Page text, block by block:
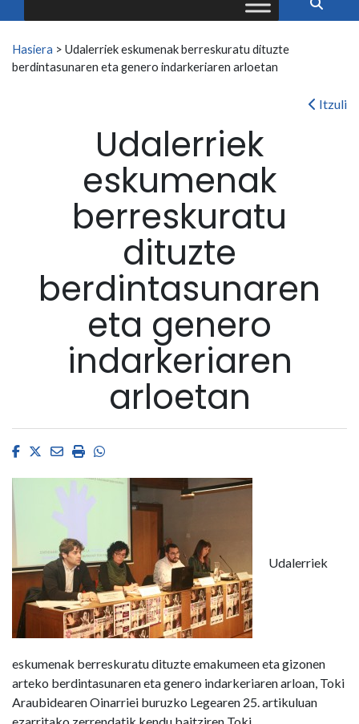
Search for:
Hasiera > Udalerriek eskumenak berreskuratu dituzte
berdintasunaren eta genero indarkeriaren arloetan
Itzuli
Udalerriek
eskumenak
berreskuratu
dituzte
berdintasunaren
eta genero
indarkeriaren
arloetan
Facebook
Twitter
EmailImprimirWhatsapp
Udalerriek
eskumenak berreskuratu dituzte emakumeen eta gizonen
arteko berdintasunaren eta genero indarkeriaren arloan, Toki
Araubidearen Oinarriei buruzko Legearen 25. artikuluan